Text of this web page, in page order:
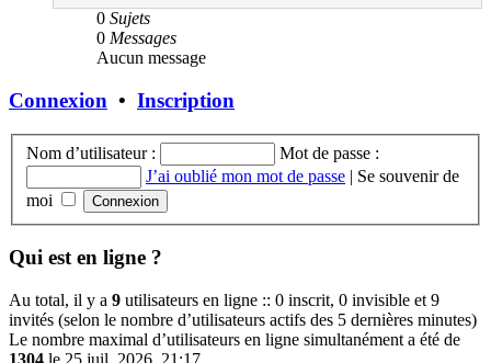
0 Sujets
0 Messages
Aucun message
Connexion • Inscription
Nom d’utilisateur :
Mot de passe :
J’ai oublié mon mot de passe | Se souvenir de
moi
Qui est en ligne ?
Au total, il y a 9 utilisateurs en ligne :: 0 inscrit, 0 invisible et 9
invités (selon le nombre d’utilisateurs actifs des 5 dernières minutes)
Le nombre maximal d’utilisateurs en ligne simultanément a été de
1304 le 25 juil. 2026, 21:17